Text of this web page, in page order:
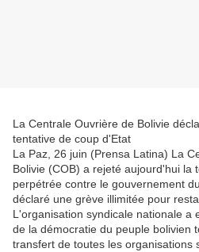
La Centrale Ouvrière de Bolivie
tentative de coup d'Etat
La Paz, 26 juin (Prensa Latina) La
Bolivie (COB) a rejeté aujourd'hui la
perpétrée contre le gouvernement
déclaré une grève illimitée pour
L'organisation syndicale nationale a
de la démocratie du peuple bolivien
transfert de toutes les organisations